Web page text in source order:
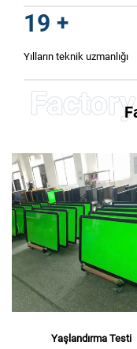
20 +
Yılların teknik uzmanlığı